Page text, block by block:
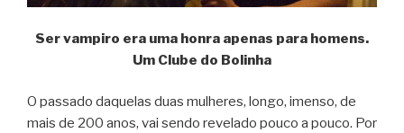
Ser vampiro era uma honra apenas para homens.
Um Clube do Bolinha
O passado daquelas duas mulheres, longo, imenso, de
mais de 200 anos, vai sendo revelado pouco a pouco. Por